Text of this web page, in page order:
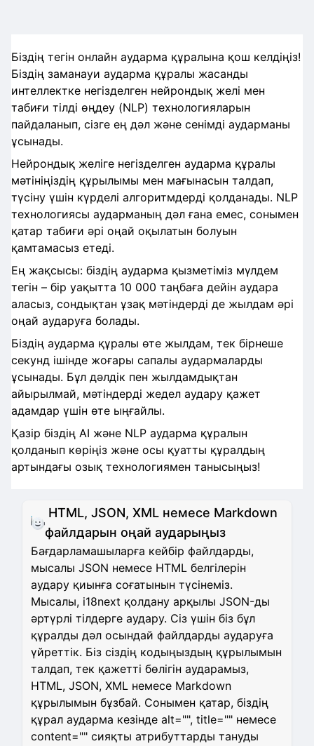
Біздің тегін онлайн аударма құралына қош келдіңіз!
Біздің заманауи аударма құралы жасанды
интеллектке негізделген нейрондық желі мен
табиғи тілді өңдеу (NLP) технологияларын
пайдаланып, сізге ең дәл және сенімді аударманы
ұсынады.
Нейрондық желіге негізделген аударма құралы
мәтініңіздің құрылымы мен мағынасын талдап,
түсіну үшін күрделі алгоритмдерді қолданады. NLP
технологиясы аударманың дәл ғана емес, сонымен
қатар табиғи әрі оңай оқылатын болуын
қамтамасыз етеді.
Ең жақсысы: біздің аударма қызметіміз мүлдем
тегін – бір уақытта 10 000 таңбаға дейін аудара
аласыз, сондықтан ұзақ мәтіндерді де жылдам әрі
оңай аударуға болады.
Біздің аударма құралы өте жылдам, тек бірнеше
секунд ішінде жоғары сапалы аудармаларды
ұсынады. Бұл дәлдік пен жылдамдықтан
айырылмай, мәтіндерді жедел аудару қажет
адамдар үшін өте ыңғайлы.
Қазір біздің AI және NLP аударма құралын
қолданып көріңіз және осы қуатты құралдың
артындағы озық технологиямен танысыңыз!
HTML, JSON, XML немесе Markdown
файлдарын оңай аударыңыз
Бағдарламашыларға кейбір файлдарды,
мысалы JSON немесе HTML белгілерін
аудару қиынға соғатынын түсінеміз.
Мысалы, i18next қолдану арқылы JSON-ды
әртүрлі тілдерге аудару. Сіз үшін біз бұл
құралды дәл осындай файлдарды аударуға
үйреттік. Біз сіздің кодыңыздың құрылымын
талдап, тек қажетті бөлігін аударамыз,
HTML, JSON, XML немесе Markdown
құрылымын бұзбай. Сонымен қатар, біздің
құрал аударма кезінде alt="", title="" немесе
content="" сияқты атрибуттарды тануды